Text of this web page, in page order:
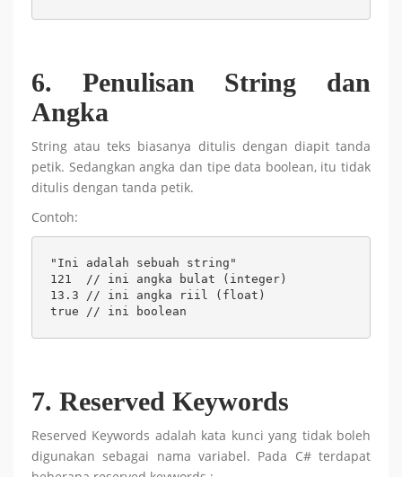
6. Penulisan String dan
Angka
String atau teks biasanya ditulis dengan diapit tanda
petik. Sedangkan angka dan tipe data boolean, itu tidak
ditulis dengan tanda petik.
Contoh:
"Ini adalah sebuah string"
121  // ini angka bulat (integer)
13.3 // ini angka riil (float)
true // ini boolean
7. Reserved Keywords
Reserved Keywords adalah kata kunci yang tidak boleh
digunakan sebagai nama variabel. Pada C# terdapat